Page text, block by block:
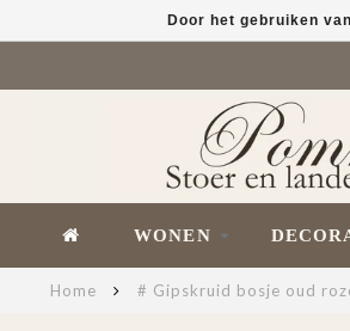
WONEN
Home # Gipskruid bosje oud
Door het gebruiken